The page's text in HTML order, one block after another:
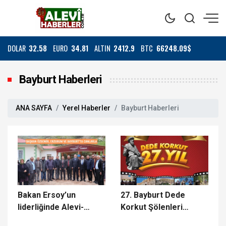
DOLAR 32.58 EURO 34.81 ALTIN 2412.9 BTC 66248.09$
Bayburt Haberleri
ANA SAYFA Yerel Haberler Bayburt Haberleri
Bakan Ersoy’un
liderliğinde Alevi-
27. Bayburt Dede
Korkut Şölenleri